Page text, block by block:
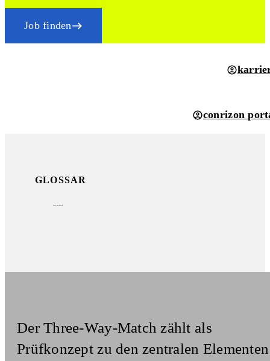
Job finden
conrizon
GLOSSAR
Der Three-Way-Match zählt als
Prüfkonzept zu den zentralen Elementen